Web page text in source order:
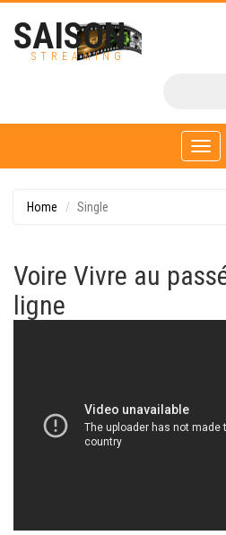
SAISON
STREAMING
Toggle
navigation
Home Single
Voire Vivre au
ligne